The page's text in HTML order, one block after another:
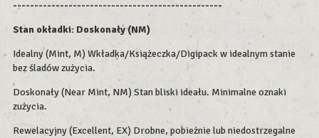
-------------------------------------------------
Stan okładki: Doskonały (NM)
Idealny (Mint, M) Wkładka/Książeczka/Digipack w idealnym stanie
bez śladów zużycia.
Doskonały (Near Mint, NM) Stan bliski ideału. Minimalne oznaki
zużycia.
Rewelacyjny (Excellent, EX) Drobne, pobieżnie lub niedostrzegalne